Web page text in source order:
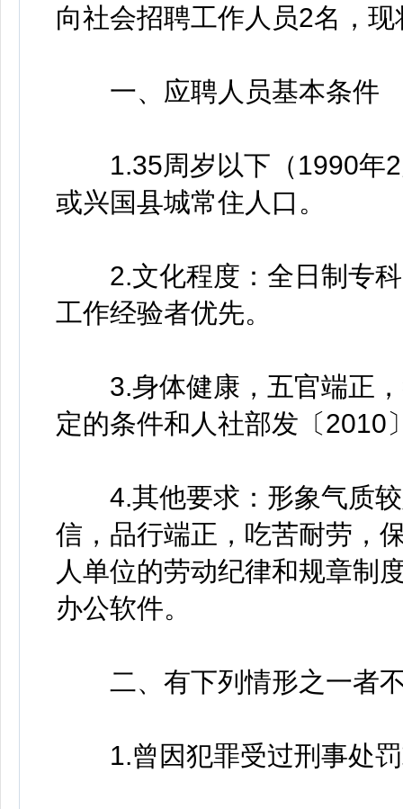
向社会招聘工作人员2名，
一、应聘人员基本条件
1.35周岁以下（1990年2
或兴国县城常住人口。
2.文化程度：全日制专科
工作经验者优先。
3.身体健康，五官端正，
定的条件和人社部发〔2010
4.其他要求：形象气质较
信，品行端正，吃苦耐劳，
人单位的劳动纪律和规章制
办公软件。
二、有下列情形之一者
1.曾因犯罪受过刑事处罚